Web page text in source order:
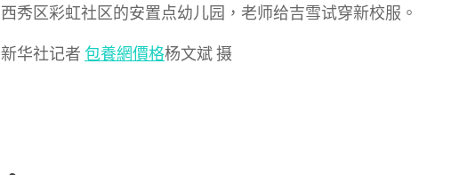
西秀区彩虹社区的安置点幼儿园，老师给吉雪试穿新校服。
新华社记者 包養網價格杨文斌 摄